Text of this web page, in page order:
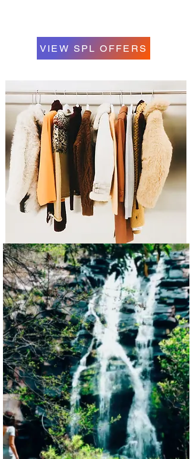
VIEW SPL OFFERS